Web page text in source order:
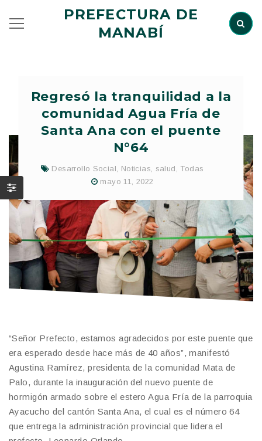
PREFECTURA DE
MANABÍ
Regresó la tranquilidad a la
comunidad Agua Fría de
Santa Ana con el puente
N°64
Desarrollo Social Noticias salud
Todas
mayo 11, 2022
“Señor Prefecto, estamos agradecidos por este puente que
era esperado desde hace más de 40 años”, manifestó
Agustina Ramírez, presidenta de la comunidad Mata de
Palo, durante la inauguración del nuevo puente de
hormigón armado sobre el estero Agua Fría de la parroquia
Ayacucho del cantón Santa Ana, el cual es el número 64
que entrega la administración provincial que lidera el